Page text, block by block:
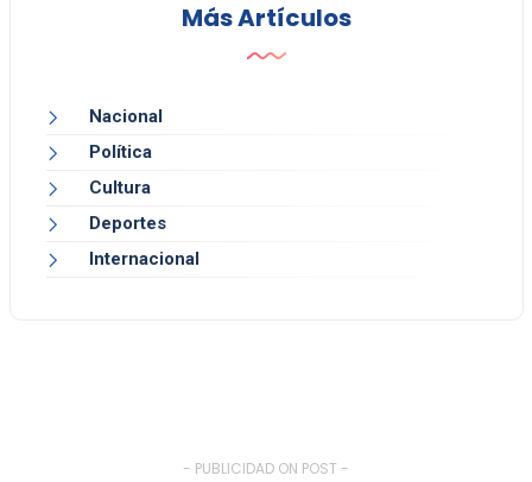
Más Artículos
Nacional
Política
Cultura
Deportes
Internacional
- PUBLICIDAD ON POST -